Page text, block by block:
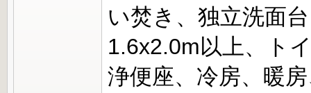
い焚き、独立洗面
1.6x2.0m以上、ト
浄便座、冷房、暖